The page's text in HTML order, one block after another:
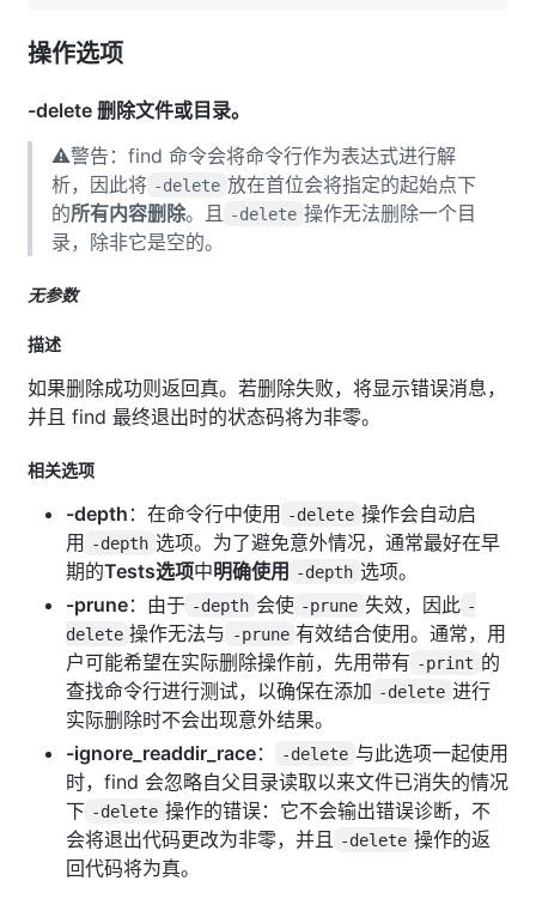
操作选项
-delete 删除文件或目录。
⚠️警告：find 命令会将命令行作为表达式进行解
析，因此将 -delete 放在首位会将指定的起始点下
的所有内容删除。且 -delete 操作无法删除一个目
录，除非它是空的。
无参数
描述
如果删除成功则返回真。若删除失败，将显示错误消息，
并且 find 最终退出时的状态码将为非零。
相关选项
-depth ：在命令行中使用 -delete 操作会自动启
用 -depth 选项。为了避免意外情况，通常最好在早
期的Tests选项中明确使用 -depth 选项。
-prune：由于 -depth 会使 -prune 失效，因此 -
delete 操作无法与 -prune 有效结合使用。通常，用
户可能希望在实际删除操作前，先用带有 -print 的
查找命令行进行测试，以确保在添加 -delete 进行
实际删除时不会出现意外结果。
-ignore_readdir_race： -delete 与此选项一起使用
时，find 会忽略自父目录读取以来文件已消失的情况
下 -delete 操作的错误：它不会输出错误诊断，不
会将退出代码更改为非零，并且
-delete 操作的返
回代码将为真。